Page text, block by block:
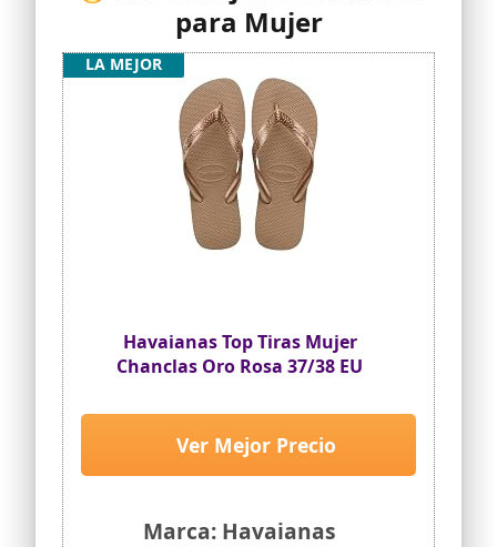
para Mujer
Havaianas Top Tiras Mujer
Chanclas Oro Rosa 37/38 EU
Marca: Havaianas
Ver Mejor Precio
LA MEJOR